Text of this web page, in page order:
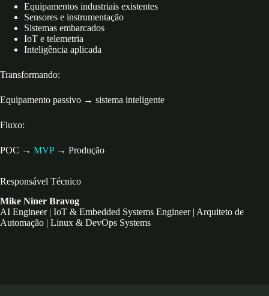
Equipamentos industriais existentes
Sensores e instrumentação
Sistemas embarcados
IoT e telemetria
Inteligência aplicada
Transformando:
Equipamento passivo → sistema inteligente
Fluxo:
POC → MVP→ Produção
Responsável Técnico
Mike Niner Bravog
AI Engineer | IoT & Embedded Systems Engineer | Arquiteto de
Automação | Linux & DevOps Systems